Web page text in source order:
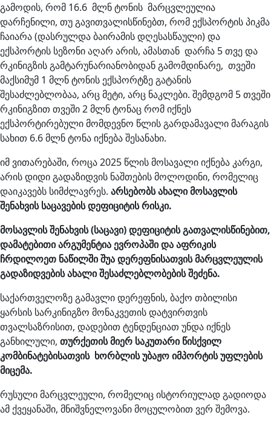
გამოდის, რომ 16.6 მლნ ტონის მარცვლეულია
დარჩენილი, თუ გავითვალისწინებთ, რომ ექსპორტის პიკმა
ჩაიარა (დასრულდა ბაირამის დღესასწაული) და
ექსპორტის სეზონი აღარ არის, ამასთან დარჩა 5 თვე და
რკინიგზის გამტარუნარიანობიდან გამომდინარე, თვეში
მაქსიმუმ 1 მლნ ტონის ექსპორტზე გატანის
შესაძლებლობაა, არც მეტი, არც ნაკლები. შემდგომ 5 თვეში
რკინიგზით თვეში 2 მლნ ტონაც რომ იქნეს
ექსპორტირებული მომდევნო წლის გარდამავალი მარაგის
სახით 6.6 მლნ ტონა იქნება შესანახი.
იმ ვითარებაში, როცა 2025 წლის მოსავალი იქნება კარგი,
არის დიდი გადაზიდვის ნაშთების მოლოდინი, რომელიც
დაიკავებს სიმძლავრეს. არსებობს ახალი მოსავლის
შენახვის საცავების დეფიციტის რისკი.
მოსავლის შენახვის (საცავი) დეფიციტის გათვალისწინებით,
დამატებითი არგუმენტია ევროპაში და აფრიკის
ჩრდილოეთ ნაწილში შუა დერეფნისათვის მარცვლეულის
გადაზიდვების ახალი შესაძლებლობების შეძენა.
საქართველოზე გამავლი დერეფნის, ბაქო თბილისი
ყარსის სარკინიგზო მონაკვეთის დატვირთვის
თვალსაზრისით, დადებით ტენდენციათ უნდა იქნეს
განხილული, თურქეთის მიერ საკუთარი წისქვილ
კომბინატებისათვის ხორბლის უბაჟო იმპორტის უფლების
მიცემა.
რუსული მარცვლეული, რომელიც ისტორიულად გადიოდა
ამ ქვეყანაში, მნიშვნელოვანი მოცულობით ვერ შემოვა.